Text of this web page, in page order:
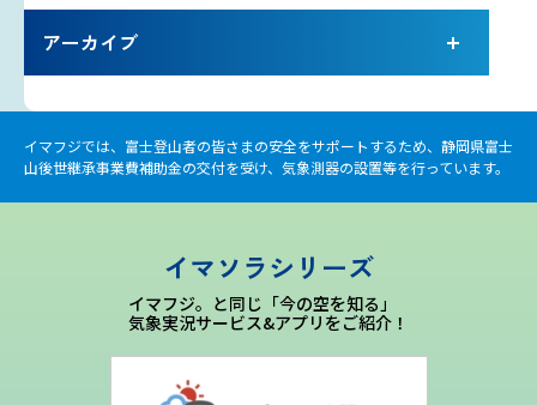
アーカイブ
イマフジでは、富士登山者の皆さまの安全をサポートするため、静岡県富士
山後世継承事業費補助金の交付を受け、気象測器の設置等を行っています。
イマソラシリーズ
イマフジ。と同じ「今の空を知る」
気象実況サービス&アプリをご紹介！